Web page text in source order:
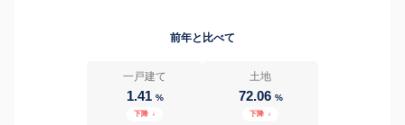
前年と比べて
一戸建て
1.41 %
下降 ↓
土地
72.06 %
下降 ↓